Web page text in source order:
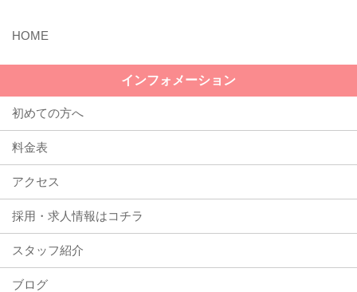
インフォメーション
初めての方へ
料金表
アクセス
採用・求人情報はコチラ
スタッフ紹介
ブログ